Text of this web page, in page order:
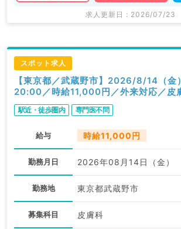
求人更新日 : 2026/07/23
スポット求人
【東京都／武蔵野市】2026/8/14（金
20:00／時給11,000円／外来対応／皮
駅近・徒歩圏内 専門医不問
給与 時給11,000円
勤務月日 2026年08月14日（金）
勤務地 東京都武蔵野市
募集科目 皮膚科